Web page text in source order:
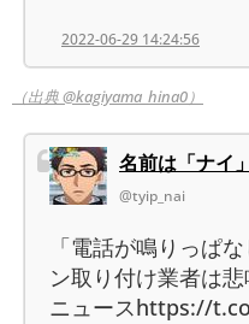
2022-06-29 14:24:56
（出典 @kagiyama_hina0）
名前は「ナイ
@tyip_nai
「電話が鳴りっぱ
ン取り付け業者は
ニュースhttps://